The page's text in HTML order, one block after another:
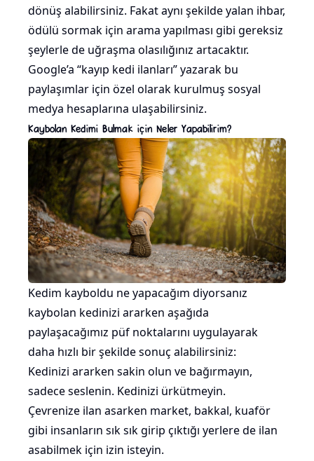
dönüş alabilirsiniz. Fakat aynı şekilde yalan ihbar,
ödülü sormak için arama yapılması gibi gereksiz
şeylerle de uğraşma olasılığınız artacaktır.
Google’a “kayıp kedi ilanları” yazarak bu
paylaşımlar için özel olarak kurulmuş sosyal
medya hesaplarına ulaşabilirsiniz.
Kaybolan Kedimi Bulmak için Neler Yapabilirim?
Kedim kayboldu ne yapacağım diyorsanız
kaybolan kedinizi ararken aşağıda
paylaşacağımız püf noktalarını uygulayarak
daha hızlı bir şekilde sonuç alabilirsiniz:
Kedinizi ararken sakin olun ve bağırmayın,
sadece seslenin. Kedinizi ürkütmeyin.
Çevrenize ilan asarken market, bakkal, kuaför
gibi insanların sık sık girip çıktığı yerlere de ilan
asabilmek için izin isteyin.